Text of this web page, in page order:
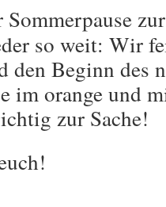
so weit: Wir
den Beginn des
im orange und
zur Sache!